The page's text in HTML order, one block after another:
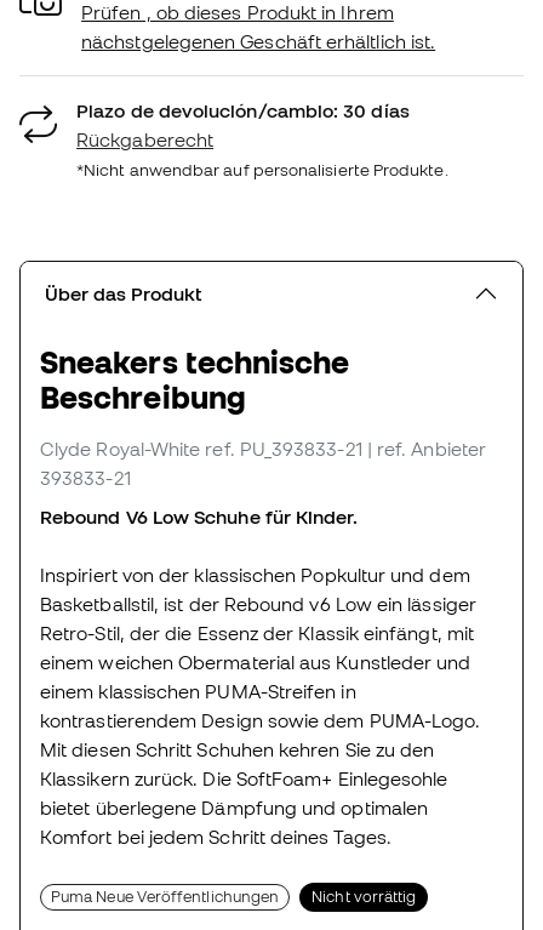
Prüfen , ob dieses Produkt in Ihrem
nächstgelegenen Geschäft erhältlich ist.
Plazo de devolución/cambio: 30 días
Rückgaberecht
*Nicht anwendbar auf personalisierte Produkte.
Über das Produkt
Sneakers technische
Beschreibung
Clyde Royal-White ref. PU_393833-21 | ref. Anbieter
393833-21
Rebound V6 Low Schuhe für Kinder.
Inspiriert von der klassischen Popkultur und dem
Basketballstil, ist der Rebound v6 Low ein lässiger
Retro-Stil, der die Essenz der Klassik einfängt, mit
einem weichen Obermaterial aus Kunstleder und
einem klassischen PUMA-Streifen in
kontrastierendem Design sowie dem PUMA-Logo.
Mit diesen Schritt Schuhen kehren Sie zu den
Klassikern zurück. Die SoftFoam+ Einlegesohle
bietet überlegene Dämpfung und optimalen
Komfort bei jedem Schritt deines Tages.
Puma Neue Veröffentlichungen Nicht vorrättig